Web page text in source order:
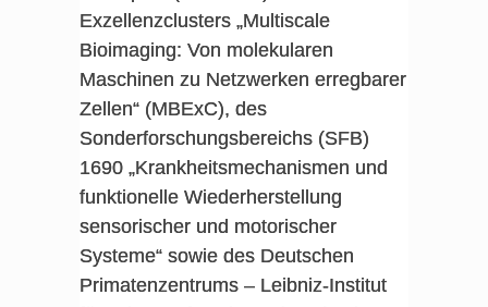
Exzellenzclusters „Multiscale
Bioimaging: Von molekularen
Maschinen zu Netzwerken erregbarer
Zellen“ (MBExC), des
Sonderforschungsbereichs (SFB)
1690 „Krankheitsmechanismen und
funktionelle Wiederherstellung
sensorischer und motorischer
Systeme“ sowie des Deutschen
Primatenzentrums – Leibniz-Institut